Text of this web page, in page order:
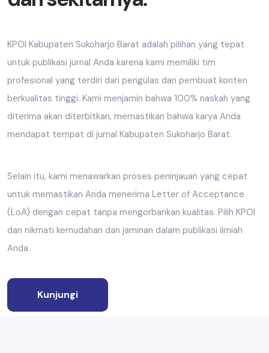
KPOI Kabupaten Sukoharjo Barat adalah pilihan yang tepat
untuk publikasi jurnal Anda karena kami memiliki tim
profesional yang terdiri dari pengulas dan pembuat konten
berkualitas tinggi. Kami menjamin bahwa 100% naskah yang
diterima akan diterbitkan, memastikan bahwa karya Anda
mendapat tempat di jurnal Kabupaten Sukoharjo Barat.
Selain itu, kami menawarkan proses peninjauan yang cepat
untuk memastikan Anda menerima Letter of Acceptance
(LoA) dengan cepat tanpa mengorbankan kualitas. Pilih KPOI
dan nikmati kemudahan dan jaminan dalam publikasi ilmiah
Anda.
Kunjungi